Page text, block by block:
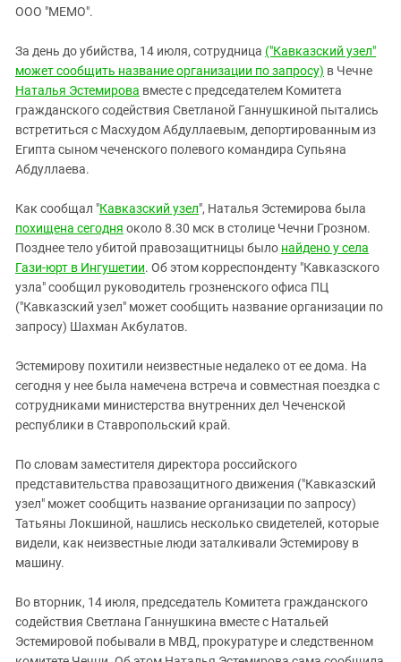
ИНАКОМЫСЛИЕ В ЧЕЧНЕ
ПРЕСЛЕДОВАНИЕ АКТИВИСТОВ
МОБИЛИЗАЦИЯ И ПРОТЕСТЫ
Дагестан
Кабардино-Балкария
Калмыкия
Карачаево-Черкесия
Краснодарский край
Российская Федерация
Ростовская область
Северная Осетия - Алания
СКФО
Ставропольский край
Южная Осетия
Южный Кавказ
ЮФО
ООО "МЕМО".
За день до убийства, 14 июля, сотрудница ("Кавказский узел"
может сообщить название организации по запросу) в Чечне
Наталья Эстемирова вместе с председателем Комитета
гражданского содействия Светланой Ганнушкиной пытались
встретиться с Масхудом Абдуллаевым, депортированным из
Египта сыном чеченского полевого командира Супьяна
Абдуллаева.
Как сообщал "Кавказский узел", Наталья Эстемирова была
похищена сегодня около 8.30 мск в столице Чечни Грозном.
Позднее тело убитой правозащитницы было найдено у села
Гази-юрт в Ингушетии. Об этом корреспонденту "Кавказского
узла" сообщил руководитель грозненского офиса ПЦ
("Кавказский узел" может сообщить название организации по
запросу) Шахман Акбулатов.
Эстемирову похитили неизвестные недалеко от ее дома. На
сегодня у нее была намечена встреча и совместная поездка с
сотрудниками министерства внутренних дел Чеченской
республики в Ставропольский край.
По словам заместителя директора российского
представительства правозащитного движения ("Кавказский
узел" может сообщить название организации по запросу)
Татьяны Локшиной, нашлись несколько свидетелей, которые
видели, как неизвестные люди заталкивали Эстемирову в
машину.
Во вторник, 14 июля, председатель Комитета гражданского
содействия Светлана Ганнушкина вместе с Натальей
Эстемировой побывали в МВД, прокуратуре и следственном